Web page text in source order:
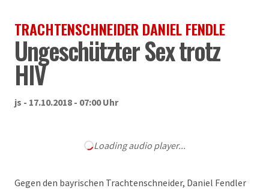
TRACHTENSCHNEIDER DANIEL FENDLE
Ungeschützter Sex trotz
HIV
js - 17.10.2018 - 07:00 Uhr
Loading audio player...
Gegen den bayrischen Trachtenschneider, Daniel Fendler